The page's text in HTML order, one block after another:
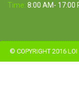
Time: 8:00 AM- 17:00
© COPYRIGHT 2016 LOI